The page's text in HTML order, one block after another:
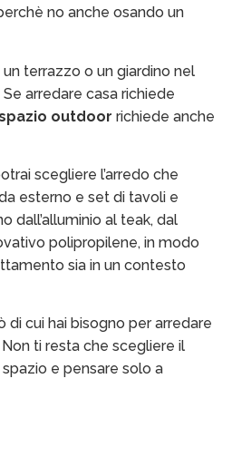
no anche osando un
terrazzo o un giardino nel
arredare casa richiede
outdoor richiede anche
scegliere l’arredo che
esterno e set di tavoli e
dall’alluminio al teak, dal
polipropilene, in modo
sia in un contesto
di cui hai bisogno per arredare
ti resta che scegliere il
e pensare solo a